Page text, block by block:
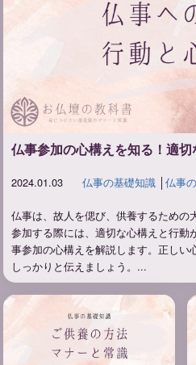
仏事参加の心構えを知る！適
2024.01.03 仏事の基礎知識│ 仏事
仏事は、故人を偲び、供養するための
参加する際には、適切な心構えと行動
事参加の心構えを解説します。正しい
しっかりと伝えましょう。...